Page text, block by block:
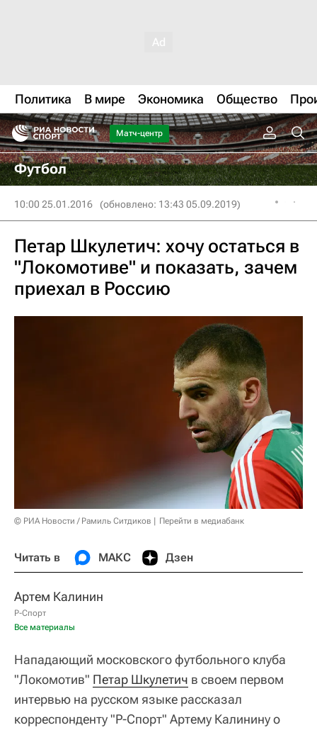
Политика В мире Экономика Общество
Матч-центр
Футбол
10:00 25.01.2016 (обновлено: 13:43 05.09.2019)
Петар Шкулетич: хочу остаться в
"Локомотиве" и показать, зачем
приехал в Россию
© РИА Новости / Рамиль Ситдиков Перейти в медиабанк
Читать в МАКС Дзен
Артем Калинин
Р-Спорт
Все материалы
Нападающий московского футбольного клуба
"Локомотив" Петар Шкулетич в своем первом
интервью на русском языке рассказал
корреспонденту "Р-Спорт" Артему Калинину о